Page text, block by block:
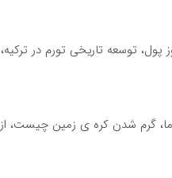
پول، توسعه تاریخی تورم در
ما، گرم شدن کره ی زمین چیست،